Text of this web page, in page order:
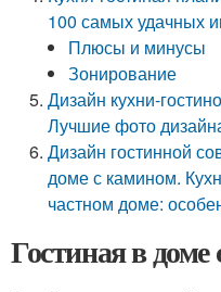
100 самых удачных
Плюсы и минусы
Зонирование
Дизайн кухни-
Лучшие фото
Дизайн гостинной
доме с камином.
частном доме:
Гостиная в